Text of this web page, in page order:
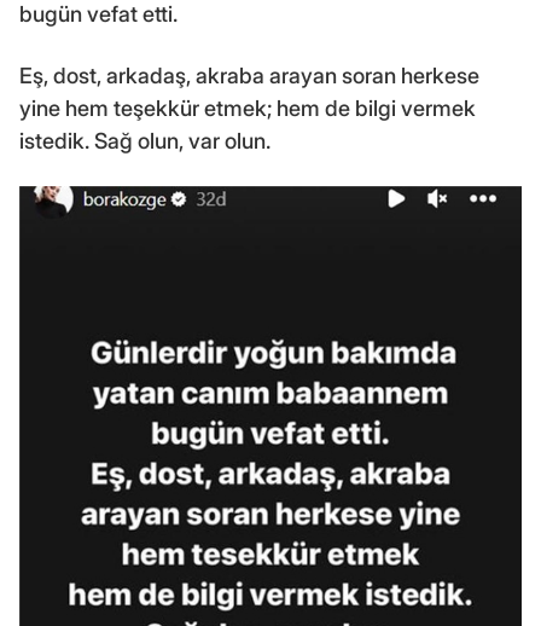
bugün vefat etti.
Eş, dost, arkadaş, akraba arayan soran herkese
yine hem teşekkür etmek; hem de bilgi vermek
istedik. Sağ olun, var olun.